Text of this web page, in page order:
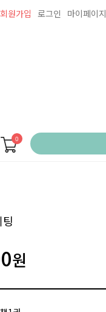
회원가입 로그인 마이페이지
0
원